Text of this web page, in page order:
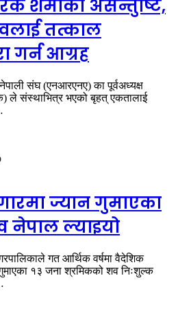
शर्माको असन्तुष्टि,
तत्काल
गर्न आग्रह
संघ (एनआरएनए) का पूर्वअध्यक्ष
ले संस्थाभित्र भएको बृहत् एकतालाई
ज्यान गुमाएका
नेपाल ल्याइयो
गत आर्थिक वर्षमा वैदेशिक
१३ जना श्रमिकको शव निःशुल्क